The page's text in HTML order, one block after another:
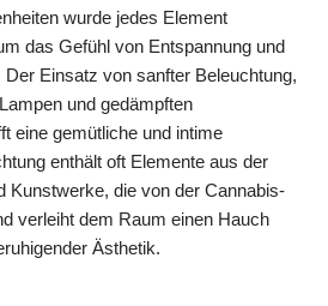
wurde jedes Element
das Gefühl von Entspannung und
Einsatz von sanfter Beleuchtung,
und gedämpften
eine gemütliche und intime
enthält oft Elemente aus der
Kunstwerke, die von der Cannabis-
verleiht dem Raum einen Hauch
Ästhetik.